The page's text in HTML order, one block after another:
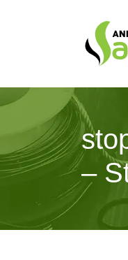
–